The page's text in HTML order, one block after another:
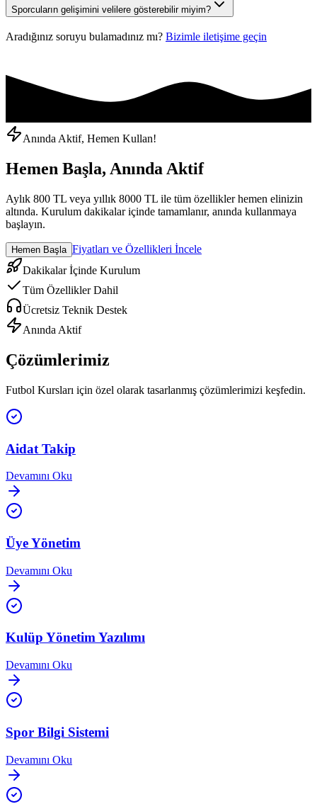
Sporcuların gelişimini velilere gösterebilir miyim?
Aradığınız soruyu bulamadınız mı? Bizimle iletişime geçin
Anında Aktif, Hemen Kullan!
Hemen Başla, Anında Aktif
Aylık 800 TL veya yıllık 8000 TL ile tüm özellikler hemen elinizin
altında. Kurulum dakikalar içinde tamamlanır, anında kullanmaya
başlayın.
Hemen Başla Fiyatları ve Özellikleri İncele
Dakikalar İçinde Kurulum
Tüm Özellikler Dahil
Ücretsiz Teknik Destek
Anında Aktif
Çözümlerimiz
Futbol Kursları için özel olarak tasarlanmış çözümlerimizi keşfedin.
Aidat Takip
Devamını Oku
Üye Yönetim
Devamını Oku
Kulüp Yönetim Yazılımı
Devamını Oku
Spor Bilgi Sistemi
Devamını Oku